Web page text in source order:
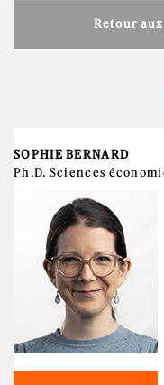
Retour
SOPHIE BERNARD
Ph.D. Sciences